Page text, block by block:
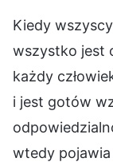
Kiedy
wszystko jest
każdy
i jest gotów
wtedy pojawia